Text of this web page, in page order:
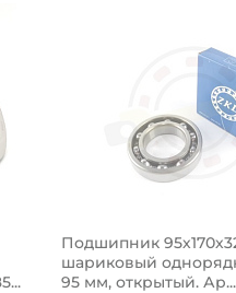
Подшипник
шариковый
95 мм, открытый. Ар...